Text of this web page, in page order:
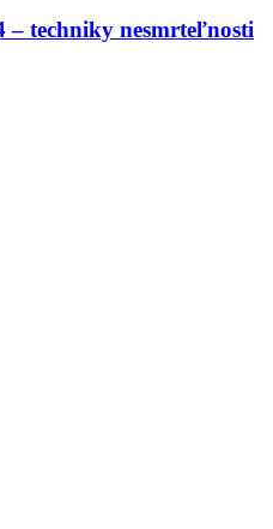
– techniky nesmrteľnosti